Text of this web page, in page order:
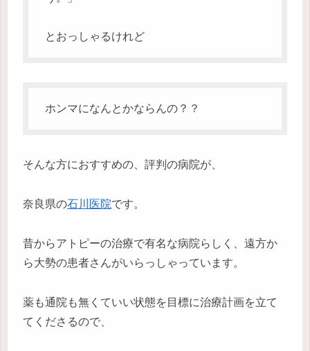
とおっしゃるけれど
ホンマになんとかならんの？？
そんな方におすすめの、評判の病院が、
奈良県の石川医院です。
昔からアトピーの治療で有名な病院らしく、遠方か
ら大勢の患者さんがいらっしゃっています。
薬も通院も無くていい状態を目標に治療計画を立て
てくださるので、